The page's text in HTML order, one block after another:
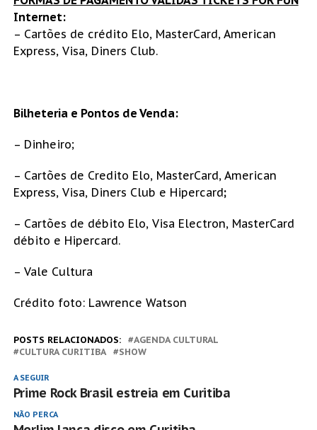
Internet:
– Cartões de crédito Elo, MasterCard, American
Express, Visa, Diners Club.
Bilheteria e Pontos de Venda:
– Dinheiro;
– Cartões de Credito Elo, MasterCard, American
Express, Visa, Diners Club e Hipercard;
– Cartões de débito Elo, Visa Electron, MasterCard
débito e Hipercard.
– Vale Cultura
Crédito foto: Lawrence Watson
POSTS RELACIONADOS:
AGENDA CULTURAL
CULTURA CURITIBA
SHOW
A SEGUIR
Prime Rock Brasil estreia em Curitiba
NÃO PERCA